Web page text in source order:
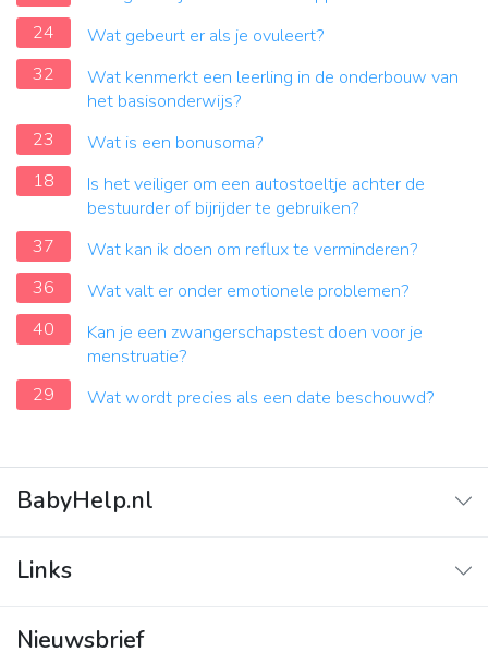
24
Wat gebeurt er als je ovuleert?
32
Wat kenmerkt een leerling in de onderbouw van
het basisonderwijs?
23
Wat is een bonusoma?
18
Is het veiliger om een autostoeltje achter de
bestuurder of bijrijder te gebruiken?
37
Wat kan ik doen om reflux te verminderen?
36
Wat valt er onder emotionele problemen?
40
Kan je een zwangerschapstest doen voor je
menstruatie?
29
Wat wordt precies als een date beschouwd?
BabyHelp.nl
Vraag & Antwoord
Links
Contact
Nieuwsbrief